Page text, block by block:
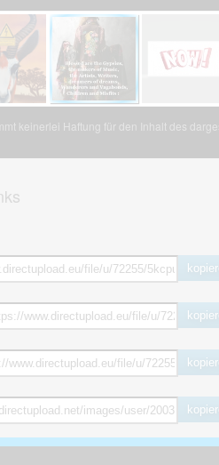
keinerlei Haftung für den Inhalt des